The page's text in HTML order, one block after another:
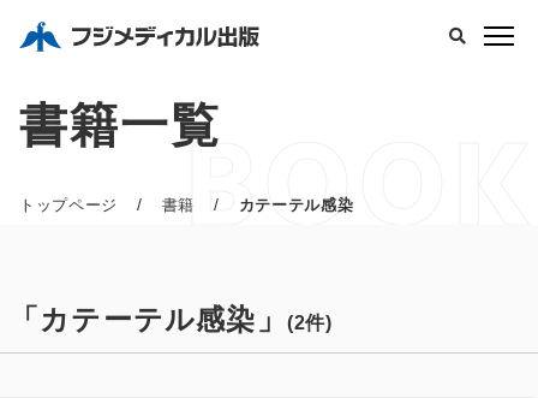
書籍一覧BOOK
トップページ / 書籍 / カテーテル感染
「カテーテル感染」 (2件)